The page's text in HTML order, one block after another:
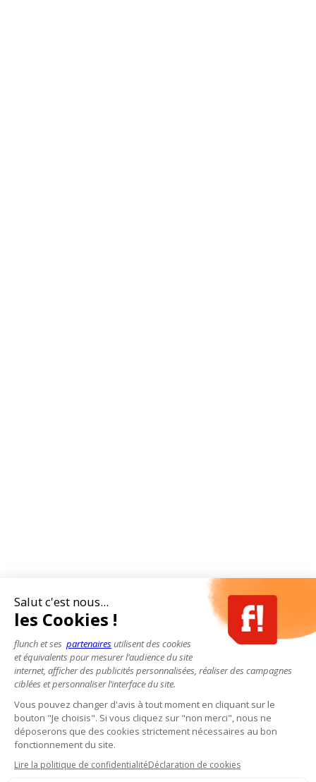
Salut c'est nous...
les Cookies !
flunch et ses partenairesutilisent des cookies
et équivalents pour mesurer l’audience du site
internet, afficher des publicités personnalisées, réaliser des campagnes
ciblées et personnaliser l’interface du site.
Vous pouvez changer d'avis à tout moment en cliquant sur le
bouton "Je choisis". Si vous cliquez sur "non merci", nous ne
déposerons que des cookies strictement nécessaires au bon
fonctionnement du site.
Lire la politique de confidentialitéDéclaration de cookies